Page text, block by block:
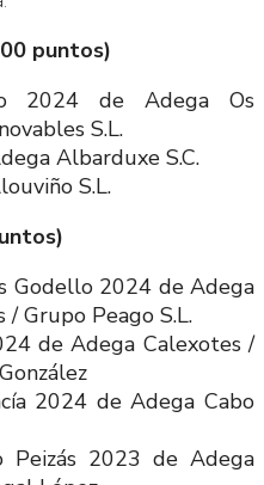
puntos)
2024 de Adega Os
S.L.
Albarduxe S.C.
S.L.
Godello 2024 de Adega
/ Grupo Peago S.L.
de Adega Calexotes /
2024 de Adega Cabo
2023 de Adega